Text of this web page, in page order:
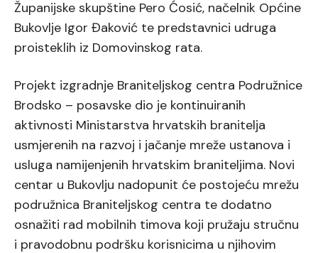
Županijske skupštine Pero Ćosić, načelnik Općine
Bukovlje Igor Đaković te predstavnici udruga
proisteklih iz Domovinskog rata.
Projekt izgradnje Braniteljskog centra Podružnice
Brodsko – posavske dio je kontinuiranih
aktivnosti Ministarstva hrvatskih branitelja
usmjerenih na razvoj i jačanje mreže ustanova i
usluga namijenjenih hrvatskim braniteljima. Novi
centar u Bukovlju nadopunit će postojeću mrežu
podružnica Braniteljskog centra te dodatno
osnažiti rad mobilnih timova koji pružaju stručnu
i pravodobnu podršku korisnicima u njihovim